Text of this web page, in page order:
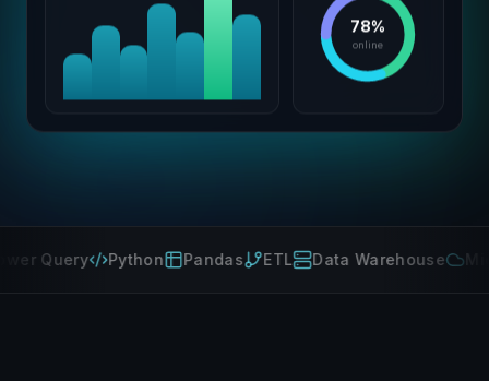
78%
online
Python Pandas ETL Data Warehouse